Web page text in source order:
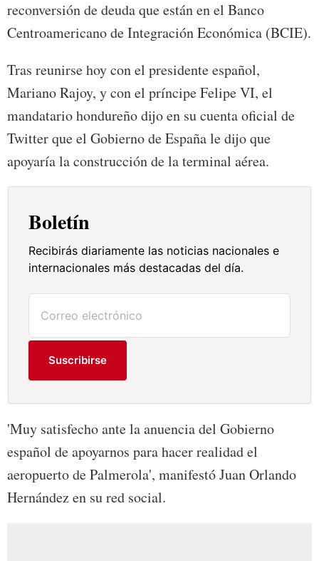
reconversión de deuda que están en el Banco
Centroamericano de Integración Económica (BCIE).
Tras reunirse hoy con el presidente español,
Mariano Rajoy, y con el príncipe Felipe VI, el
mandatario hondureño dijo en su cuenta oficial de
Twitter que el Gobierno de España le dijo que
apoyaría la construcción de la terminal aérea.
Boletín
Recibirás diariamente las noticias nacionales e
internacionales más destacadas del día.
Suscribirse
'Muy satisfecho ante la anuencia del Gobierno
español de apoyarnos para hacer realidad el
aeropuerto de Palmerola', manifestó Juan Orlando
Hernández en su red social.